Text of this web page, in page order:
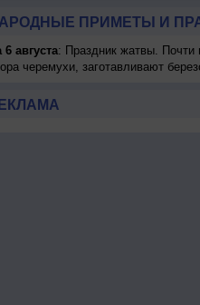
ПРИМЕТЫ И
6 августа: Праздник жатвы. Почти
черемухи, заготавливают